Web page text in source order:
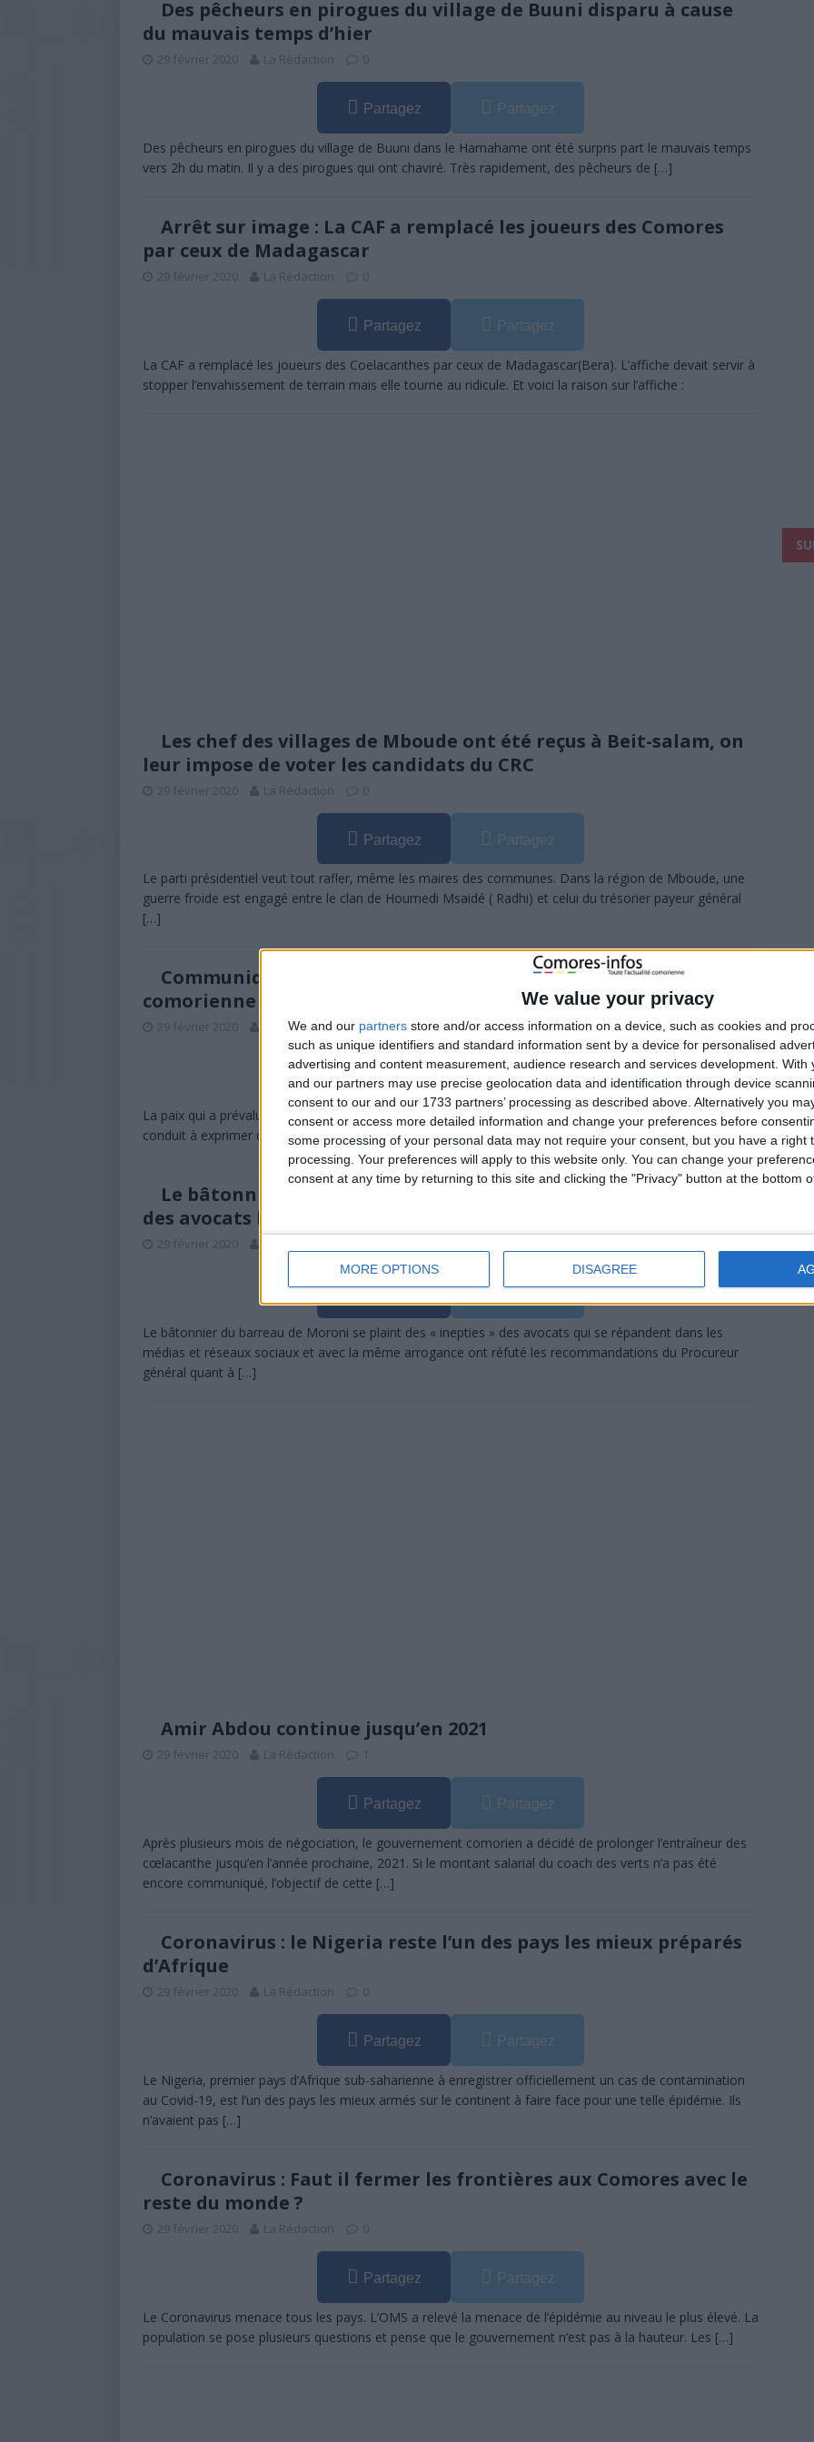
We value your privacy
We and our partners store and/or access information on a device, such as cookies and
such as unique identifiers and standard information sent by a device for personalised
advertising and content measurement, audience research and services development. With
and our partners may use precise geolocation data and identification through device
consent to our and our 1733 partners’ processing as described above. Alternatively you
consent or access more detailed information and change your preferences before
some processing of your personal data may not require your consent, but you have a right
processing. Your preferences will apply to this website only. You can change your
consent at any time by returning to this site and clicking the "Privacy" button at the bottom
MORE OPTIONS DISAGREE
aux sinistrés du cyclone Kenneth
[ 6 août 2026 ] Mwali s’enfonce dans la crise : l’électricité pourrait s’arrêter totalement
Baccalauréat 2026 : les résultats en nette hausse, mais des milliers de candidats attendent
À LA UNE
[ 5 août 2026 ] Baccalauréat 2026 : l’incroyable réussite de deux détenus de la prison de Moroni À LA
UNE
interpelle les Comores
[ 5 août 2026 ] Nouvelle loi : les étrangers ne pourront plus exercer certaines activités de petit commerce
Présidence de l’UA-quels sont les enjeux ? Et pour faire quoi?
Des pêcheurs en pirogues du village de Buuni disparu à cause
du mauvais temps d’hier
29 février 2020 La Rédaction 0
Partagez Partagez
Des pêcheurs en pirogues du village de Buuni dans le Hamahame ont été surpris part le mauvais temps
vers 2h du matin. Il y a des pirogues qui ont chaviré. Très rapidement, des pêcheurs de […]
Arrêt sur image : La CAF a remplacé les joueurs des Comores
par ceux de Madagascar
29 février 2020 La Rédaction 0
Partagez Partagez
La CAF a remplacé les joueurs des Coelacanthes par ceux de Madagascar(Bera). L’affiche devait servir à
stopper l’envahissement de terrain mais elle tourne au ridicule. Et voici la raison sur l’affiche :
Les chef des villages de Mboude ont été reçus à Beit-salam, on
leur impose de voter les candidats du CRC
29 février 2020 La Rédaction 0
Partagez Partagez
Le parti présidentiel veut tout rafler, même les maires des communes. Dans la région de Mboude, une
guerre froide est engagé entre le clan de Houmedi Msaidé ( Radhi) et celui du trésorier payeur général
[…]
Communiqué de presse du parti CRC à la population
comorienne
29 février 2020 La Rédaction 1
Partagez
La paix qui a prévalu lors du double scrutin législatif et communal du 19 janvier et 23 février 2020 m’a
conduit à exprimer de nouveau ma gratitude et mes vifs remerciements à toute la population[…]
Le bâtonnier du barreau de Moroni se plaint des « inepties »
des avocats blogueurs
29 février 2020
Le bâtonnier du barreau de Moroni se plaint des « inepties » des avocats qui se répandent dans les
médias et réseaux sociaux et avec la même arrogance ont réfuté les recommandations du Procureur
général quant à […]
Amir Abdou continue jusqu’en 2021
29 février 2020 La Rédaction 1
Partagez Partagez
Après plusieurs mois de négociation, le gouvernement comorien a décidé de prolonger l’entraîneur des
cœlacanthe jusqu’en l’année prochaine, 2021. Si le montant salarial du coach des verts n’a pas été
encore communiqué, l’objectif de cette […]
Coronavirus : le Nigeria reste l’un des pays les mieux préparés
d’Afrique
29 février 2020 La Rédaction 0
Partagez Partagez
Le Nigeria, premier pays d’Afrique sub-saharienne à enregistrer officiellement un cas de contamination
au Covid-19, est l’un des pays les mieux armés sur le continent à faire face pour une telle épidémie. Ils
n’avaient pas […]
Coronavirus : Faut il fermer les frontières aux Comores avec le
reste du monde ?
29 février 2020 La Rédaction 0
Partagez Partagez
Le Coronavirus menace tous les pays. L’OMS a relevé la menace de l’épidémie au niveau le plus élevé. La
population se pose plusieurs questions et pense que le gouvernement n’est pas à la hauteur. Les […]